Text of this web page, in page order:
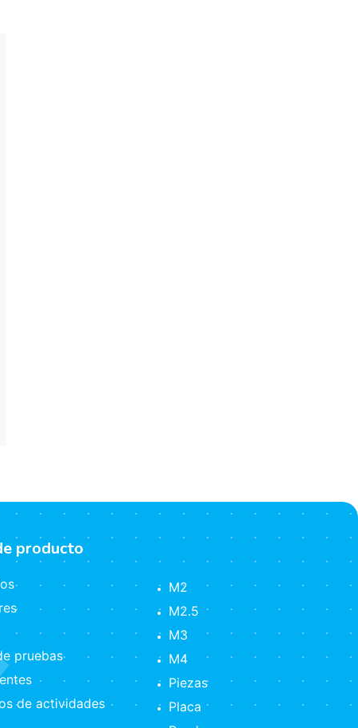
producto
pruebas
de actividades
M2
M2.5
M3
M4
Piezas
Placa